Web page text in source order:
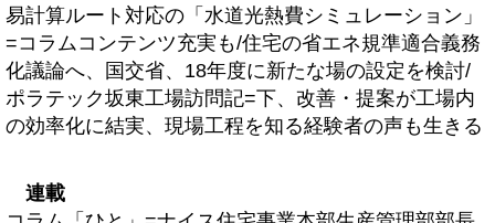
易計算ルート対応の「水道光熱費シミュレーション」
=コラムコンテンツ充実も/住宅の省エネ規準適合義務
化議論へ、国交省、18年度に新たな場の設定を検討/
ポラテック坂東工場訪問記=下、改善・提案が工場内
の効率化に結実、現場工程を知る経験者の声も生きる
連載